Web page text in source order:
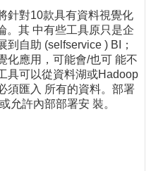
針對10款具有資料視覺化
。其 中有些工具原只是企
自助 (selfservice ) BI；
化應用，可能會/也可 能不
具可以從資料湖或Hadoop
須匯入 所有的資料。部署
允許內部部署安 裝。